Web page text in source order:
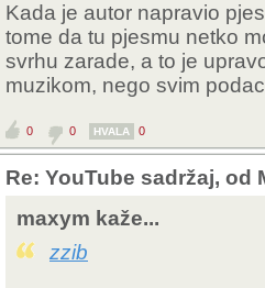
Problem sa AI-jem je
neupotrebljiv.
Možeš ti imati
"istreniraš" samo
Ali, ako ga "nafilaš"
rezultat će biti
I sad, ako je to što su
si to autorsko djelo
biti u stanju naslikati
Kada je autor napravio
tome da tu pjesmu netko
svrhu zarade, a to je
muzikom, nego svim
0 0 HVALA 0
Re: YouTube sadržaj, od
maxym kaže...
zzib